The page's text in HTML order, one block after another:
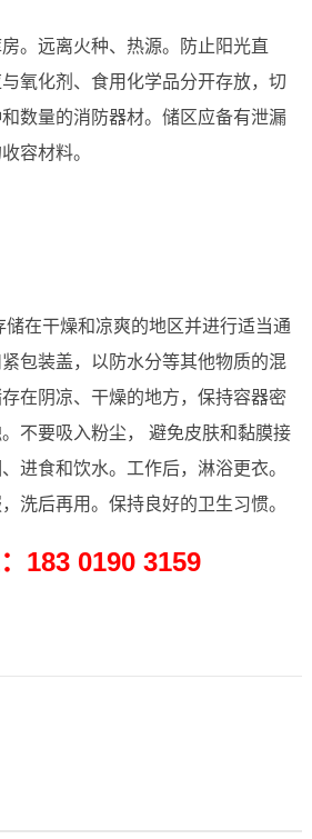
。远离火种、热源。防止阳光直
氧化剂、食用化学品分开存放，切
数量的消防器材。储区应备有泄漏
容材料。
储在干燥和凉爽的地区并进行适当通
包装盖，以防水分等其他物质的混
在阴凉、干燥的地方，保持容器密
不要吸入粉尘， 避免皮肤和黏膜接
进食和饮水。工作后，淋浴更衣。
洗后再用。保持良好的卫生习惯。
183 0190 3159